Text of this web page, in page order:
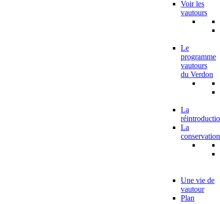
Voir les
vautours
Le
programme
vautours
du Verdon
La
La
conservation
Une vie de
vautour
Plan